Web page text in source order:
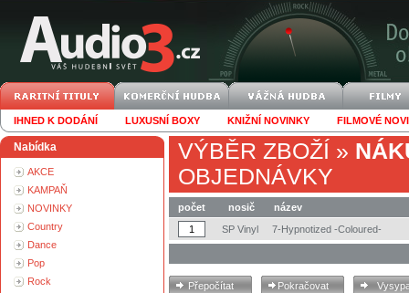
IHNED K DODÁNÍ LUXUSNÍ BOXY KNIŽNÍ NOVINKY FILMOVÉ
Nabídka
AKCE
KAMPAŇ
NOVINKY
Country
Dance
Pop
Rock
VÝBĚR ZBOŽÍ »
OBJEDNÁVKY
počet nosič
název
SP Vinyl
7-Hypnotized -Coloured-